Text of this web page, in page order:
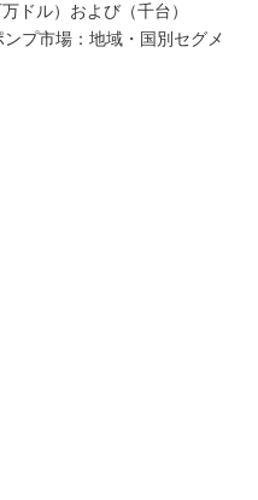
ドル）および（千台）
プ市場：地域・国別セグメ